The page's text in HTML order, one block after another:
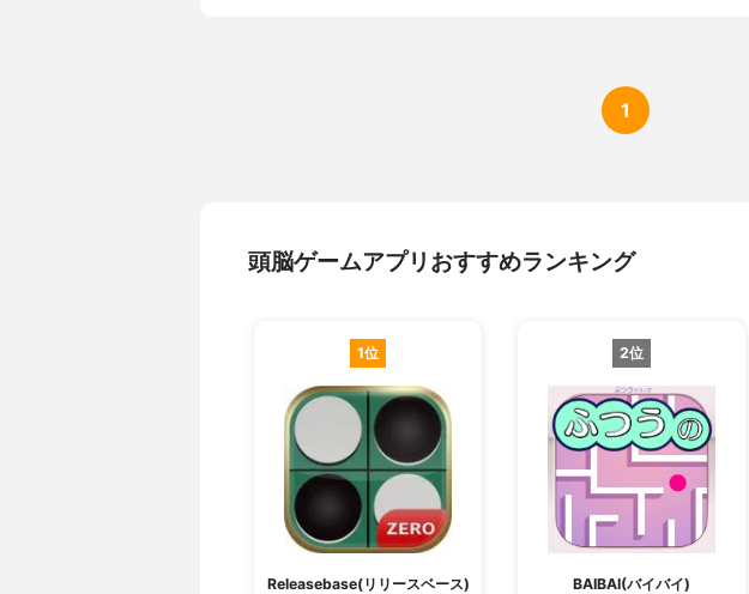
1
頭脳ゲームアプリおすすめランキング
1位
Releasebase(リリースベース)
2位
BAIBAI(バイバイ)